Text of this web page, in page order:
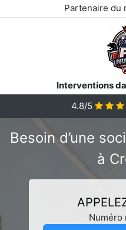
Partenaire du
Interventions
4.8/5
Besoin d’une
à
Numéro